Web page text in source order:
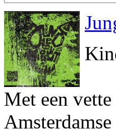
Met een